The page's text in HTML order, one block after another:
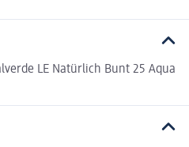
LE Natürlich Bunt 25 Aqua